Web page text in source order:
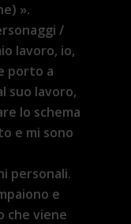
».
/
lavoro, io,
porto a
suo lavoro,
lo schema
e mi sono
personali.
e
che viene